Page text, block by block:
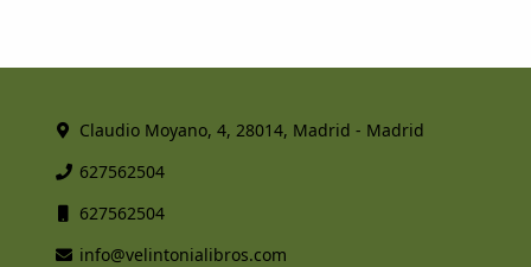
Claudio Moyano, 4, 28014, Madrid - Madrid
627562504
627562504
info@velintonialibros.com